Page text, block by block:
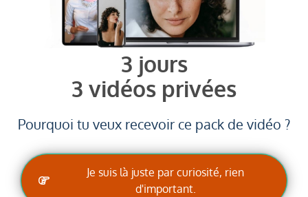
3 jours
3 vidéos privées
Pourquoi tu veux recevoir ce pack de vidéo ?
Je suis là juste par curiosité, rien
d'important.